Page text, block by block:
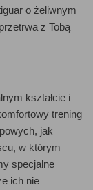
o żeliwnym
z Tobą
kształcie i
trening
jak
w którym
specjalne
ich nie